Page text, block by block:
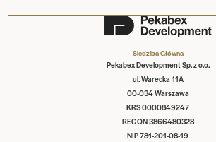
Siedziba Główna
Pekabex Development Sp. z o.o.
ul. Warecka 11A
00-034 Warszawa
KRS 0000849247
REGON 3866480328
NIP 781-201-08-19